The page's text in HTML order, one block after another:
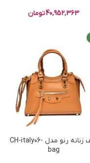
40,952,363تومان
کیف زنانه رنو مدل CH-italy06-
bag